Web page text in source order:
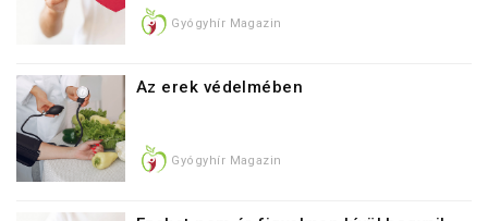
Gyógyhír Magazin
Az erek védelmében
Gyógyhír Magazin